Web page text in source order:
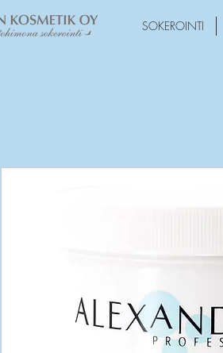
SOKEROINTI